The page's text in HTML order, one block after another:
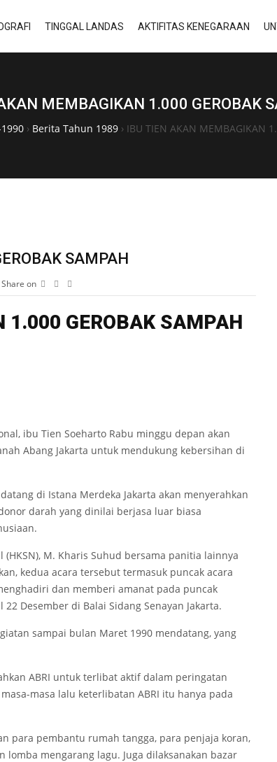
TINGGAL LANDAS AKTIFITAS KENEGARAAN
MEMBAGIKAN 1.000 GEROBAK
› Berita Tahun 1989› IBU TIEN AKAN MEMBAGIKAN
SAMPAH
Share on
GEROBAK SAMPAH
ibu Tien Soeharto Rabu minggu depan akan
Abang Jakarta untuk mendukung kebersihan di
di Istana Merdeka Jakarta akan menyerahkan
darah yang dinilai berjasa luar biasa
M. Kharis Suhud bersama panitia lainnya
kedua acara tersebut termasuk puncak acara
dan memberi amanat pada puncak
Desember di Balai Sidang Senayan Jakarta.
sampai bulan Maret 1990 mendatang, yang
ABRI untuk terlibat aktif dalam peringatan
masa lalu keterlibatan ABRI itu hanya pada
para pembantu rumah tangga, para penjaja koran,
mengarang lagu. Juga dilaksanakan bazar